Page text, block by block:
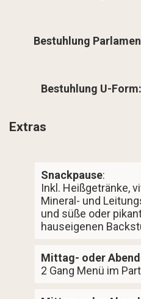
Bestuhlung
Bestuhlung U-
Extras
Snackpause:
Inkl. Heißgetränke,
Mineral- und
und süße oder
hauseigenen
Mittag- oder
2 Gang Menü im